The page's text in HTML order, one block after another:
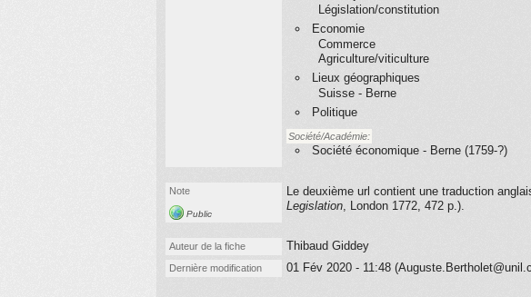
Législation/constitution
Economie
Commerce
Agriculture/viticulture
Lieux géographiques
Suisse - Berne
Politique
Société/Académie:
Société économique - Berne (1759-?)
Note
Public
Le deuxième url contient une traduction
Legislation, London 1772, 472 p.).
Auteur de la fiche Thibaud Giddey
Dernière modification 01 Fév 2020 - 11:48